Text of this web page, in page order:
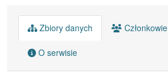
Zbiory danych Członkowie
O serwisie